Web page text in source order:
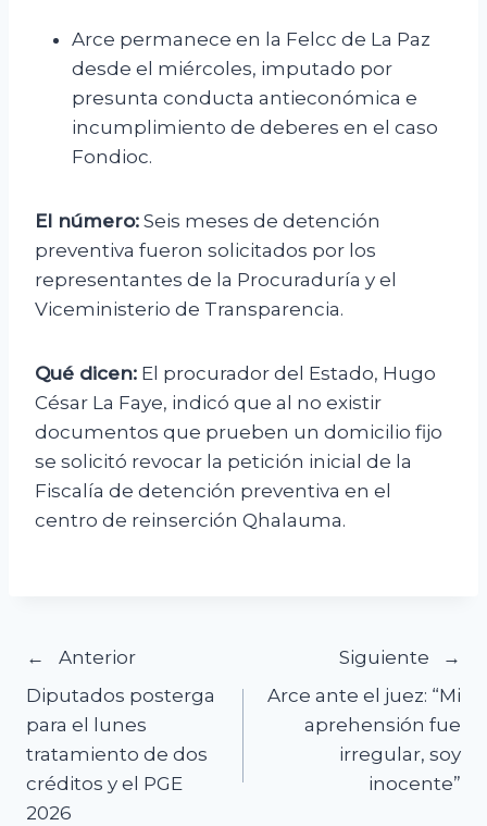
Arce permanece en la Felcc de La Paz
desde el miércoles, imputado por
presunta conducta antieconómica e
incumplimiento de deberes en el caso
Fondioc.
El número: Seis meses de detención
preventiva fueron solicitados por los
representantes de la Procuraduría y el
Viceministerio de Transparencia.
Qué dicen: El procurador del Estado, Hugo
César La Faye, indicó que al no existir
documentos que prueben un domicilio fijo
se solicitó revocar la petición inicial de la
Fiscalía de detención preventiva en el
centro de reinserción Qhalauma.
Navegación
de
entradas
Anterior
Diputados posterga
para el lunes
tratamiento de dos
créditos y el PGE
2026
Siguiente
Arce ante el juez: “Mi
aprehensión fue
irregular, soy
inocente”